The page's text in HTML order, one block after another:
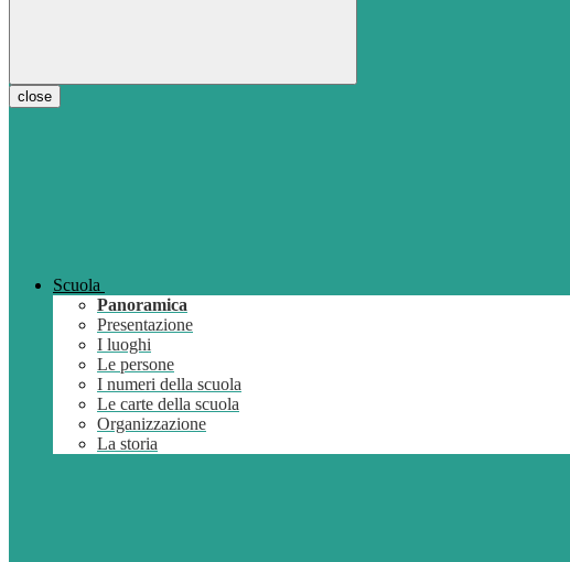
close
Scuola
Panoramica
Presentazione
I luoghi
Le persone
I numeri della scuola
Le carte della scuola
Organizzazione
La storia